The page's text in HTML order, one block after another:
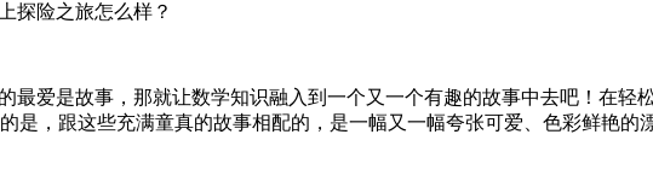
探险之旅怎么样？
最爱是故事，那就让数学知识融入到一个又一个有趣的故事中去吧！在轻
是，跟这些充满童真的故事相配的，是一幅又一幅夸张可爱、色彩鲜艳的